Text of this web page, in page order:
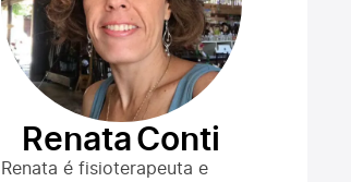
Renata Conti
Renata é fisioterapeuta e